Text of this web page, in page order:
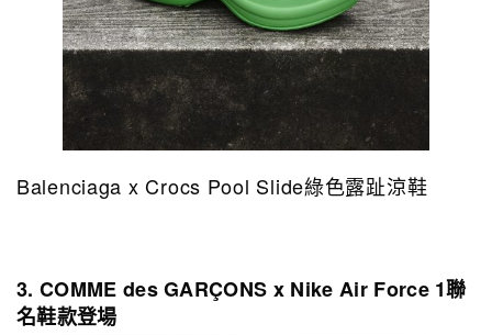
Balenciaga x Crocs Pool Slide綠色露趾涼鞋
3. COMME des GARÇONS x Nike Air Force 1聯
名鞋款登場